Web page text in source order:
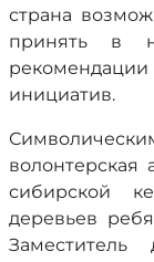
страна
принять в
инициатив.
волонтерская
сибирской
деревьев